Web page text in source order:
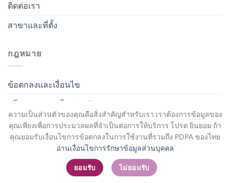
ความเป็นส่วนตัวของคุณคือสิ่งสำคัญสำหรับเรา เราต้องการข้อมูลของ
คุณเพียงเพื่อการประมวลผลที่จำเป็นต่อการให้บริการ โปรด ยินยอม ถ้า
คุณยอมรับเงื่อนไขการข้อตกลงในการใช้งานที่รวมถึง PDPA ของไทย
อ่านเงื่อนไขการรักษาข้อมูลส่วนบุคคล
ยอมรับ ไม่ยอมรับ
ติดต่อเรา
สาขาและที่ตั้ง
กฎหมาย
ข้อตกลงและเงื่อนไข
นโยบายความเป็นส่วนตัว
สมัครสมาชิก / เข้าสู่ระบบ
Copyright 2026 ©Flatsome Theme